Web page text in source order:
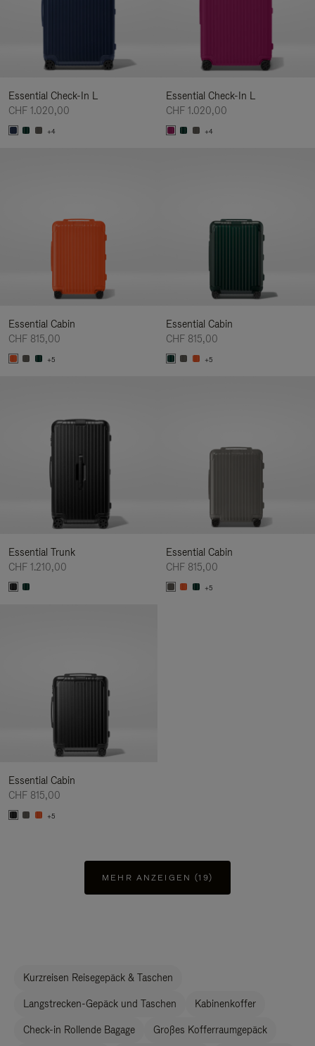
Essential Check-In L
CHF 1.020,00
+4
Essential Check-In L
CHF 1.020,00
+4
Essential Cabin
CHF 815,00
+5
Essential Cabin
CHF 815,00
+5
Essential Trunk
CHF 1.210,00
Essential Cabin
CHF 815,00
+5
Essential Cabin
CHF 815,00
+5
MEHR ANZEIGEN (19)
Kurzreisen Reisegepäck & Taschen
Langstrecken-Gepäck und Taschen Kabinenkoffer
Check-in Rollende Bagage Großes Kofferraumgepäck